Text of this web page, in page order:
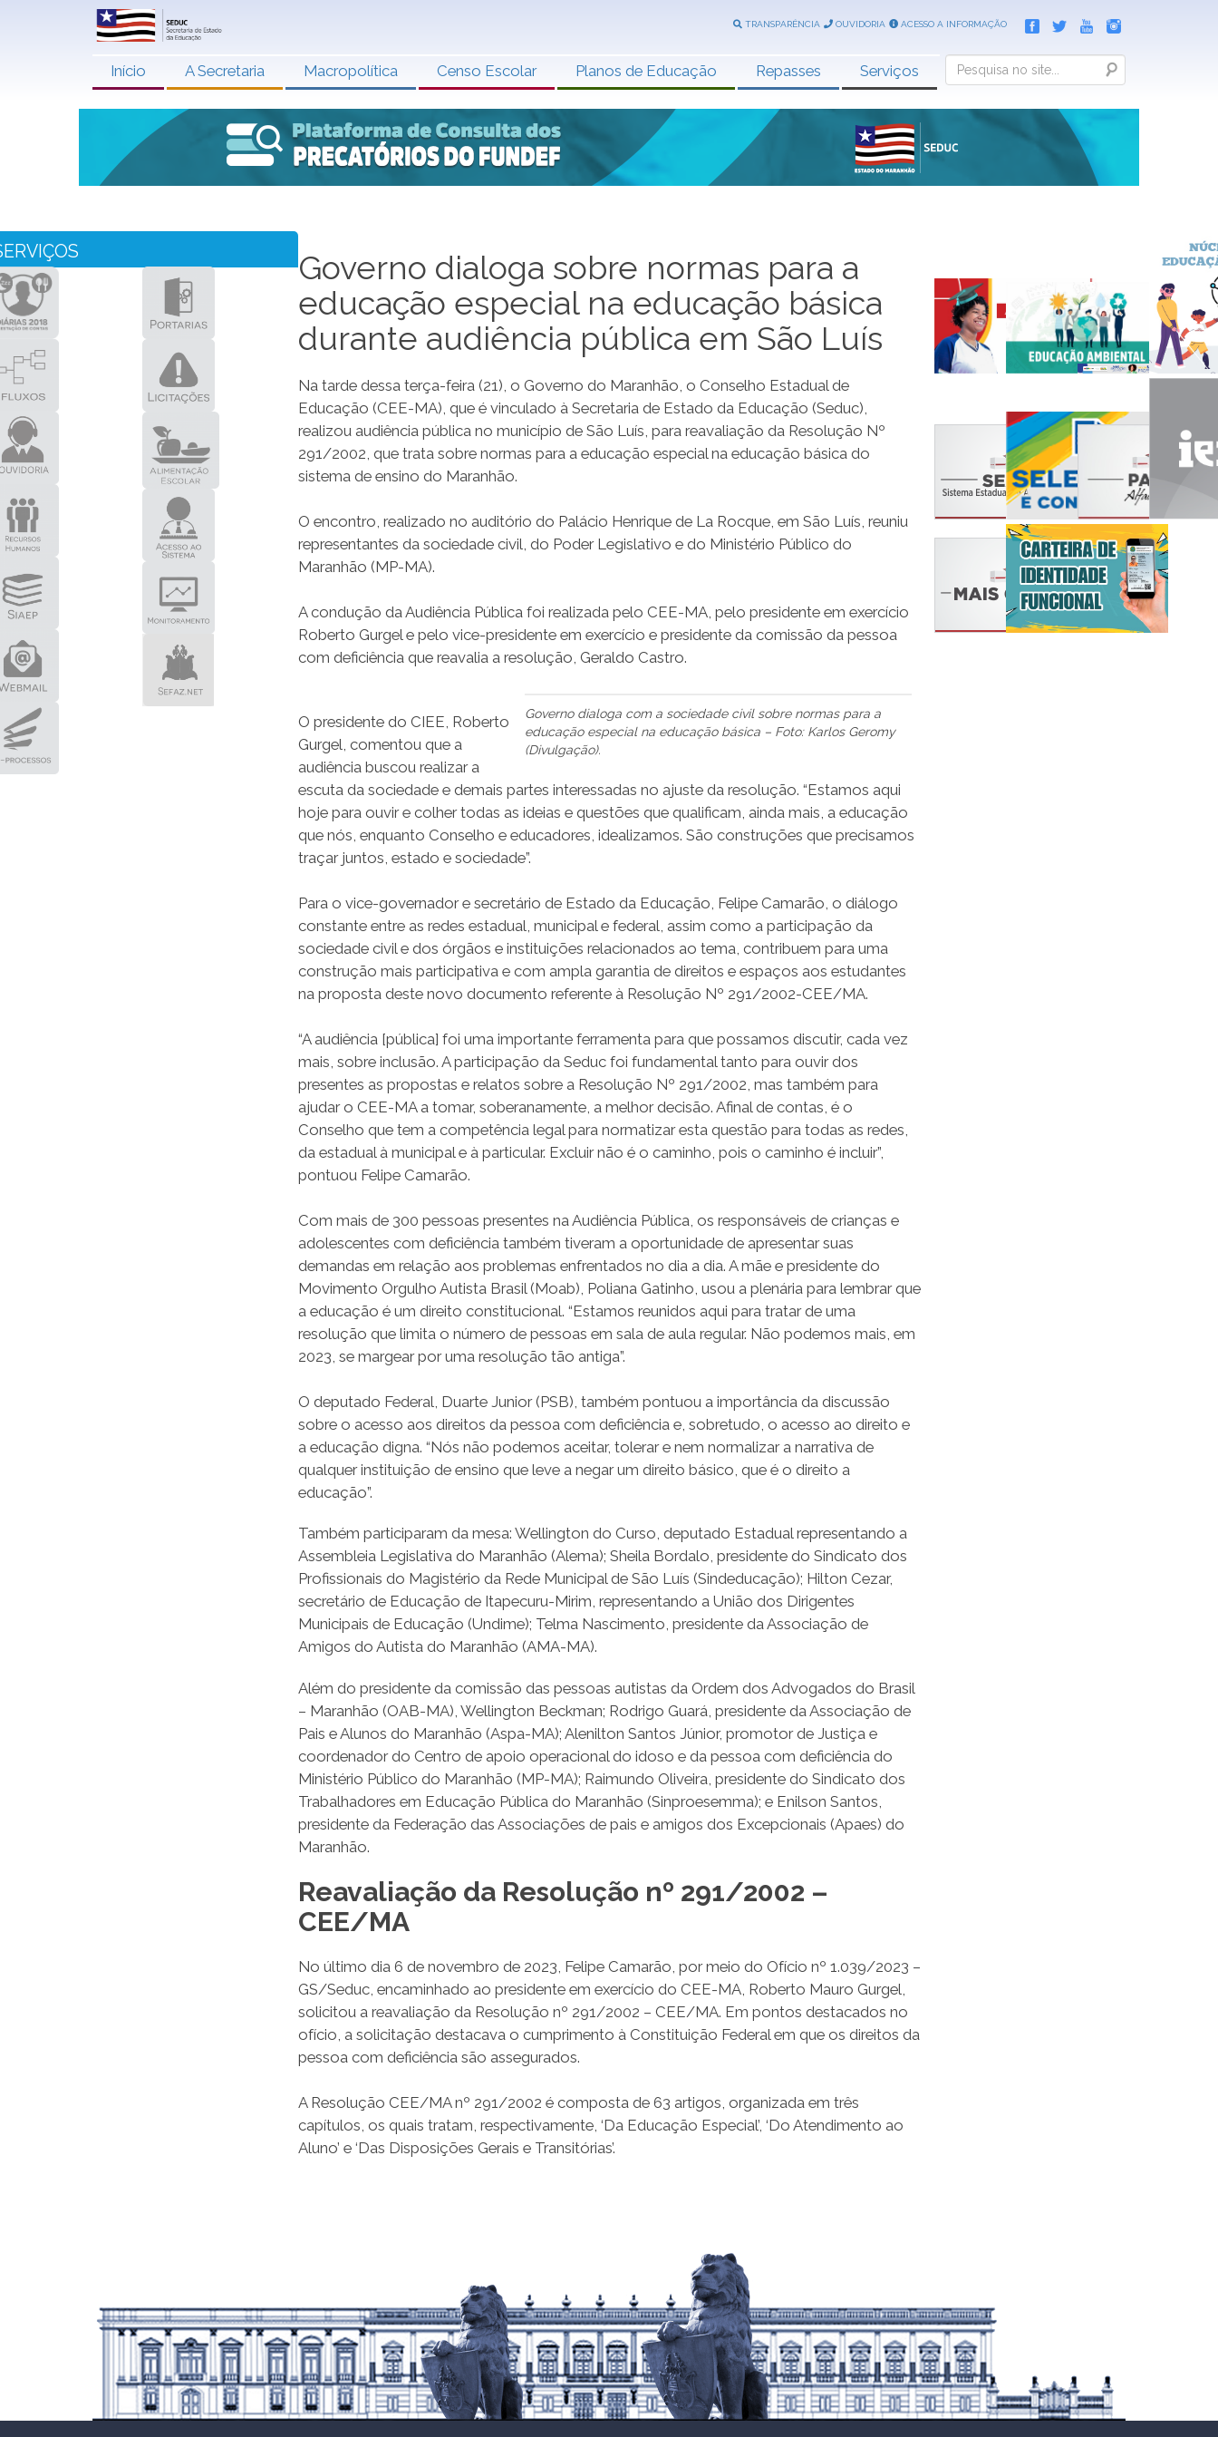
TRANSPARÊNCIA OUVIDORIA ACESSO A INFORMAÇÃO
Início A Secretaria Macropolítica Censo Escolar Planos de Educação Repasses Serviços Search
Governo dialoga sobre normas para a
educação especial na educação básica
durante audiência pública em São Luís
Na tarde dessa terça-feira (21), o Governo do Maranhão, o Conselho Estadual de
Educação (CEE-MA), que é vinculado à Secretaria de Estado da Educação (Seduc),
realizou audiência pública no município de São Luís, para reavaliação da Resolução Nº
291/2002, que trata sobre normas para a educação especial na educação básica do
sistema de ensino do Maranhão.
O encontro, realizado no auditório do Palácio Henrique de La Rocque, em São Luís, reuniu
representantes da sociedade civil, do Poder Legislativo e do Ministério Público do
Maranhão (MP-MA).
A condução da Audiência Pública foi realizada pelo CEE-MA, pelo presidente em exercício
Roberto Gurgel e pelo vice-presidente em exercício e presidente da comissão da pessoa
com deficiência que reavalia a resolução, Geraldo Castro.
Governo dialoga com a sociedade civil sobre normas para a
educação especial na educação básica – Foto: Karlos Geromy
(Divulgação).
O presidente do CIEE, Roberto
Gurgel, comentou que a
audiência buscou realizar a
escuta da sociedade e demais partes interessadas no ajuste da resolução. “Estamos aqui
hoje para ouvir e colher todas as ideias e questões que qualificam, ainda mais, a educação
que nós, enquanto Conselho e educadores, idealizamos. São construções que precisamos
traçar juntos, estado e sociedade”.
Para o vice-governador e secretário de Estado da Educação, Felipe Camarão, o diálogo
constante entre as redes estadual, municipal e federal, assim como a participação da
sociedade civil e dos órgãos e instituições relacionados ao tema, contribuem para uma
construção mais participativa e com ampla garantia de direitos e espaços aos estudantes
na proposta deste novo documento referente à Resolução Nº 291/2002-CEE/MA.
“A audiência [pública] foi uma importante ferramenta para que possamos discutir, cada vez
mais, sobre inclusão. A participação da Seduc foi fundamental tanto para ouvir dos
presentes as propostas e relatos sobre a Resolução Nº 291/2002, mas também para
ajudar o CEE-MA a tomar, soberanamente, a melhor decisão. Afinal de contas, é o
Conselho que tem a competência legal para normatizar esta questão para todas as redes,
da estadual à municipal e à particular. Excluir não é o caminho, pois o caminho é incluir”,
pontuou Felipe Camarão.
Com mais de 300 pessoas presentes na Audiência Pública, os responsáveis de crianças e
adolescentes com deficiência também tiveram a oportunidade de apresentar suas
demandas em relação aos problemas enfrentados no dia a dia. A mãe e presidente do
Movimento Orgulho Autista Brasil (Moab), Poliana Gatinho, usou a plenária para lembrar que
a educação é um direito constitucional. “Estamos reunidos aqui para tratar de uma
resolução que limita o número de pessoas em sala de aula regular. Não podemos mais, em
2023, se margear por uma resolução tão antiga”.
O deputado Federal, Duarte Junior (PSB), também pontuou a importância da discussão
sobre o acesso aos direitos da pessoa com deficiência e, sobretudo, o acesso ao direito e
a educação digna. “Nós não podemos aceitar, tolerar e nem normalizar a narrativa de
qualquer instituição de ensino que leve a negar um direito básico, que é o direito a
educação”.
Também participaram da mesa: Wellington do Curso, deputado Estadual representando a
Assembleia Legislativa do Maranhão (Alema); Sheila Bordalo, presidente do Sindicato dos
Profissionais do Magistério da Rede Municipal de São Luís (Sindeducação); Hilton Cezar,
secretário de Educação de Itapecuru-Mirim, representando a União dos Dirigentes
Municipais de Educação (Undime); Telma Nascimento, presidente da Associação de
Amigos do Autista do Maranhão (AMA-MA).
Além do presidente da comissão das pessoas autistas da Ordem dos Advogados do Brasil
– Maranhão (OAB-MA), Wellington Beckman; Rodrigo Guará, presidente da Associação de
Pais e Alunos do Maranhão (Aspa-MA); Alenilton Santos Júnior, promotor de Justiça e
coordenador do Centro de apoio operacional do idoso e da pessoa com deficiência do
Ministério Público do Maranhão (MP-MA); Raimundo Oliveira, presidente do Sindicato dos
Trabalhadores em Educação Pública do Maranhão (Sinproesemma); e Enilson Santos,
presidente da Federação das Associações de pais e amigos dos Excepcionais (Apaes) do
Maranhão.
Reavaliação da Resolução nº 291/2002 –
CEE/MA
No último dia 6 de novembro de 2023, Felipe Camarão, por meio do Ofício nº 1.039/2023 –
GS/Seduc, encaminhado ao presidente em exercício do CEE-MA, Roberto Mauro Gurgel,
solicitou a reavaliação da Resolução nº 291/2002 – CEE/MA. Em pontos destacados no
ofício, a solicitação destacava o cumprimento à Constituição Federal em que os direitos da
pessoa com deficiência são assegurados.
A Resolução CEE/MA nº 291/2002 é composta de 63 artigos, organizada em três
capítulos, os quais tratam, respectivamente, ‘Da Educação Especial’, ‘Do Atendimento ao
Aluno’ e ‘Das Disposições Gerais e Transitórias’.